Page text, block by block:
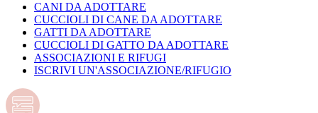
CANI DA ADOTTARE
CUCCIOLI DI CANE DA ADOTTARE
GATTI DA ADOTTARE
CUCCIOLI DI GATTO DA ADOTTARE
ASSOCIAZIONI E RIFUGI
ISCRIVI UN'ASSOCIAZIONE/RIFUGIO